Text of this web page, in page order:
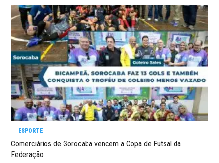
ESPORTE
Comerciários de Sorocaba vencem a Copa de Futsal da
Federação